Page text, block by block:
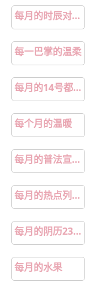
每月的时辰对应的时间
每一巴掌的温柔
每月的14号都是情人节
每个月的温暖
每月的普法宣传主题有哪些
每月的热点列出文旅选题表
每月的阴历23有啥说法吗
每月的水果